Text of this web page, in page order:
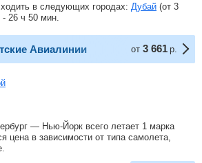
в следующих городах: Дубай (от 3
26 ч 50 мин.
Авиалинии от 3 661 р.
— Нью-Йорк всего летает 1 марка
цена в зависимости от типа самолета,